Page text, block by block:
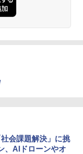
会課題解決」に挑
、AIドローンやオ